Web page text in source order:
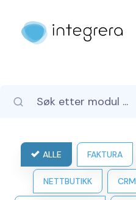
ALLE FAKTURA
NETTBUTIKK CRM